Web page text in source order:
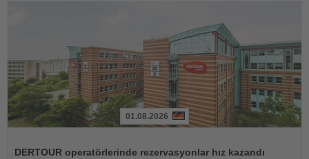
01.08.2026
DERTOUR operatörlerinde rezervasyonlar hız kazandı